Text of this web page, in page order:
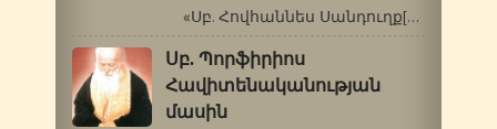
«Սբ. Հովհաննես Սանդուղք[1]: Ո՞վ …
Սբ. Պորֆիրիոս
Հավիտենականության
մասին